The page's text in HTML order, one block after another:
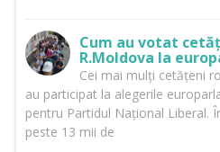
Cum au votat
R.Moldova la
Cei mai mulți cetățeni
au participat la alegerile
pentru Partidul Național Liberal.
peste 13 mii de